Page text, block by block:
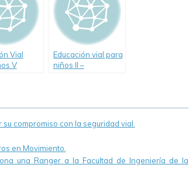
Vial
V
Educación vial para
niños II –
compromiso con la seguridad vial.
en Movimiento.
una Ranger a la Facultad de Ingeniería de la